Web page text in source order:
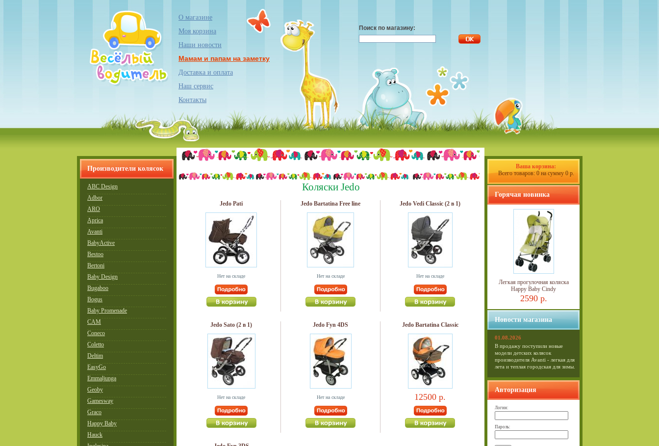
О магазине
Моя корзина
Наши новости
Мамам и папам на заметку
Доставка и оплата
Наш сервис
Контакты
Поиск по магазину:
Производители колясок
ABC Design
Adbor
ARO
Aprica
Avanti
BabyActive
Bestoo
Bertoni
Baby Design
Bugaboo
Bogus
Baby Promenade
CAM
Coneco
Coletto
Deltim
EasyGo
Emmaljunga
Geoby
Gamesway
Graco
Happy Baby
Hauck
Коляски Jedo
Jedo Pati
Нет на складе
Jedo Bartatina Free line
Нет на складе
Jedo Vedi Classic (2 в 1)
Нет на складе
Jedo Sato (2 в 1)
Нет на складе
Jedo Fyn 4DS
Нет на складе
Jedo Bartatina Classic
12500 р.
Ваша корзина:
Всего товаров: 0 на сумму 0 р.
Горячая новинка
Легкая прогулочная коляска
Happy Baby Cindy
2590 р.
Новости магазина
01.08.2026
В продажу поступили новые
модели детских колясок
производителя Avanti - легкая для
лета и теплая городская для зимы.
Авторизация
Логин:
Пароль: